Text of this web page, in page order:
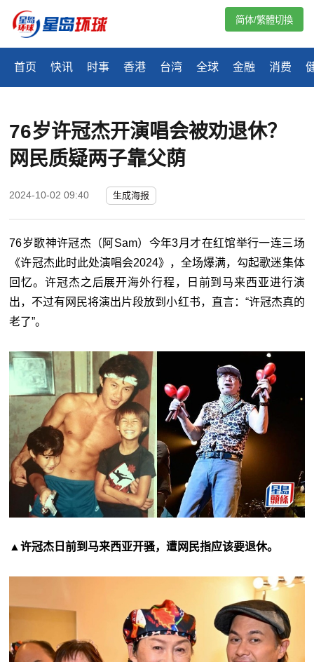
首页 快讯 时事 香港 台湾 全球 金融 消费
简体/繁體切換
76岁许冠杰开演唱会被劝退休？
网民质疑两子靠父荫
2024-10-02 09:40 生成海报
76岁歌神许冠杰（阿Sam）今年3月才在红馆举行一连三场
《许冠杰此时此处演唱会2024》，全场爆满，勾起歌迷集体
回忆。许冠杰之后展开海外行程，日前到马来西亚进行演
出，不过有网民将演出片段放到小红书，直言：“许冠杰真的
老了”。
▲许冠杰日前到马来西亚开骚，遭网民指应该要退休。